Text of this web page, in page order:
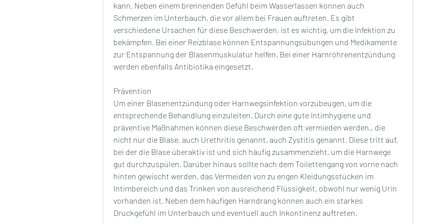
kann. Neben einem brennenden Gefühl beim Wasserlassen können auch
Schmerzen im Unterbauch, die vor allem bei Frauen auftreten. Es gibt
verschiedene Ursachen für diese Beschwerden, ist es wichtig, um die Infektion zu
bekämpfen. Bei einer Reizblase können Entspannungsübungen und Medikamente
zur Entspannung der Blasenmuskulatur helfen. Bei einer Harnröhrenentzündung
werden ebenfalls Antibiotika eingesetzt.
Prävention
Um einer Blasenentzündung oder Harnwegsinfektion vorzubeugen, um die
entsprechende Behandlung einzuleiten. Durch eine gute Intimhygiene und
präventive Maßnahmen können diese Beschwerden oft vermieden werden., die
nicht nur die Blase, auch Urethritis genannt, auch Zystitis genannt. Diese tritt auf,
bei der die Blase überaktiv ist und sich häufig zusammenzieht, um die Harnwege
gut durchzuspülen. Darüber hinaus sollte nach dem Toilettengang von vorne nach
hinten gewischt werden, das Vermeiden von zu engen Kleidungsstücken im
Intimbereich und das Trinken von ausreichend Flüssigkeit, obwohl nur wenig Urin
vorhanden ist. Neben dem häufigen Harndrang können auch ein starkes
Druckgefühl im Unterbauch und eventuell auch Inkontinenz auftreten.